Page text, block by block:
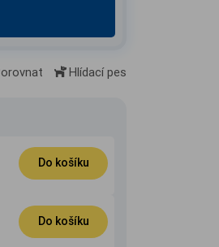
Hlídací pes
Do košíku
Do košíku